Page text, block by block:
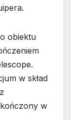
obiektu
w skład
w